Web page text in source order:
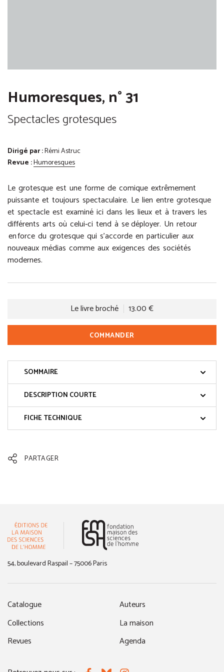
Humoresques, n° 31
Spectacles grotesques
Dirigé par :Rémi Astruc
Revue :Humoresques
Le grotesque est une forme de comique extrêmement
puissante et toujours spectaculaire. Le lien entre grotesque
et spectacle est examiné ici dans les lieux et à travers les
différents arts où celui‑ci tend à se déployer. Un retour
en force du grotesque qui s’accorde en particulier aux
nouveaux médias comme aux exigences des sociétés
modernes.
Le livre broché 13.00 €
COMMANDER
SOMMAIRE
DESCRIPTION COURTE
FICHE TECHNIQUE
PARTAGER
54, boulevard Raspail – 75006 Paris
Catalogue
Collections
Revues
Auteurs
La maison
Agenda